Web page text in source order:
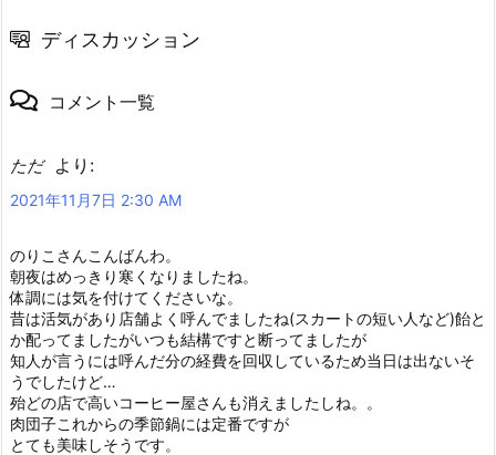
ディスカッション
コメント一覧
ただ より:
2021年11月7日 2:30 AM
のりこさんこんばんわ。
朝夜はめっきり寒くなりましたね。
体調には気を付けてくださいな。
昔は活気があり店舗よく呼んでましたね(スカートの短い人など)飴と
か配ってましたがいつも結構ですと断ってましたが
知人が言うには呼んだ分の経費を回収しているため当日は出ないそ
うでしたけど…
殆どの店で高いコーヒー屋さんも消えましたしね。。
肉団子これからの季節鍋には定番ですが
とても美味しそうです。